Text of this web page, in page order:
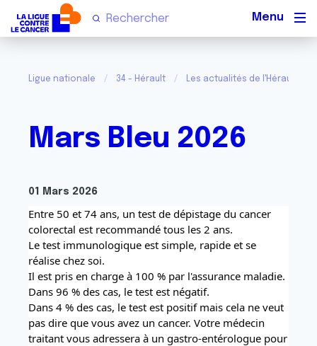
Ligue nationale 34 - Hérault Les actualités de l'Hérault
Mars Bleu 2026
01 Mars 2026
Entre 50 et 74 ans, un test de dépistage du cancer
colorectal est recommandé tous les 2 ans.
Le test immunologique est simple, rapide et se
réalise chez soi.
Il est pris en charge à 100 % par l'assurance maladie.
Dans 96 % des cas, le test est négatif.
Dans 4 % des cas, le test est positif mais cela ne veut
pas dire que vous avez un cancer. Votre médecin
traitant vous adressera à un gastro-entérologue pour